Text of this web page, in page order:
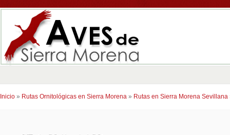
Inicio » Rutas Ornitológicas en Sierra Morena » Rutas en Sierra Morena Sevillana